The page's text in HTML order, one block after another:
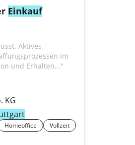
Einkauf
Aktives
im
und Erhalten..."
KG
Homeoffice Vollzeit